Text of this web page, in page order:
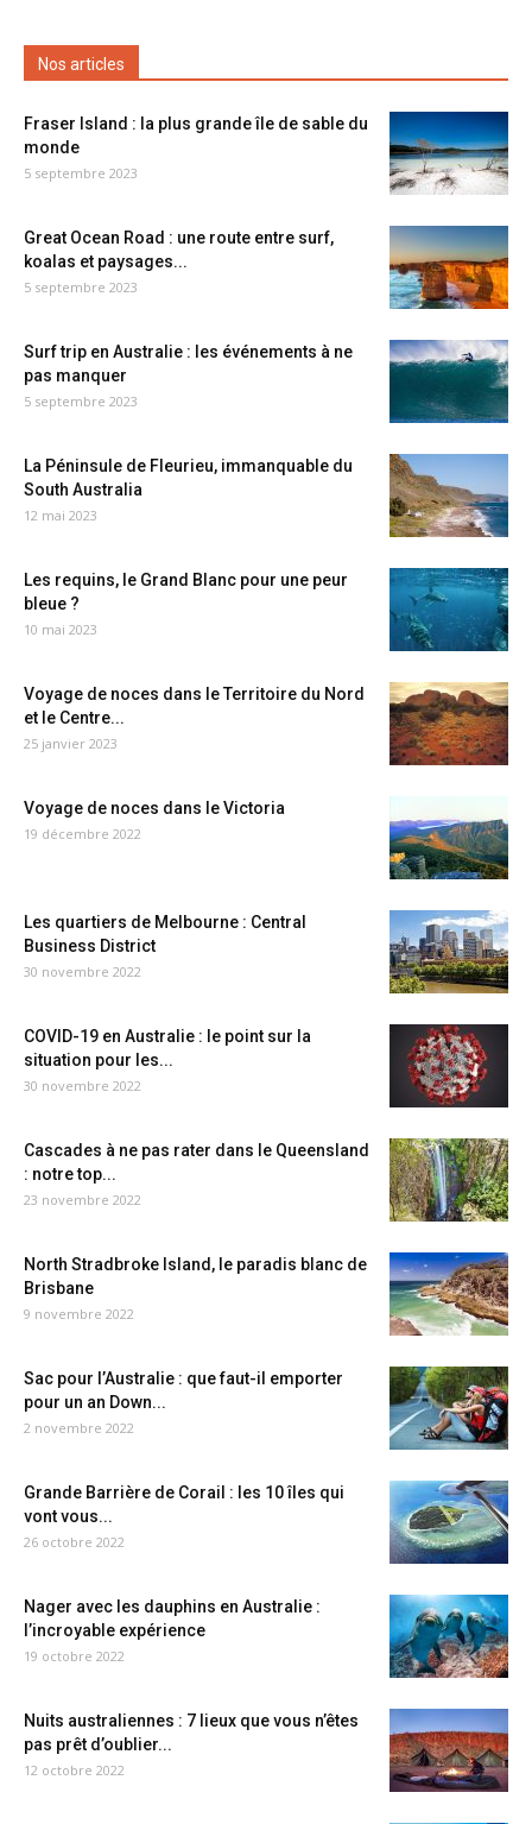
Nos articles
Fraser Island : la plus grande île de sable du
monde
5 septembre 2023
Great Ocean Road : une route entre surf,
koalas et paysages...
5 septembre 2023
Surf trip en Australie : les événements à ne
pas manquer
5 septembre 2023
La Péninsule de Fleurieu, immanquable du
South Australia
12 mai 2023
Les requins, le Grand Blanc pour une peur
bleue ?
10 mai 2023
Voyage de noces dans le Territoire du Nord
et le Centre...
25 janvier 2023
Voyage de noces dans le Victoria
19 décembre 2022
Les quartiers de Melbourne : Central
Business District
30 novembre 2022
COVID-19 en Australie : le point sur la
situation pour les...
30 novembre 2022
Cascades à ne pas rater dans le Queensland
: notre top...
23 novembre 2022
North Stradbroke Island, le paradis blanc de
Brisbane
9 novembre 2022
Sac pour l’Australie : que faut-il emporter
pour un an Down...
2 novembre 2022
Grande Barrière de Corail : les 10 îles qui
vont vous...
26 octobre 2022
Nager avec les dauphins en Australie :
l’incroyable expérience
19 octobre 2022
Nuits australiennes : 7 lieux que vous n’êtes
pas prêt d’oublier...
12 octobre 2022